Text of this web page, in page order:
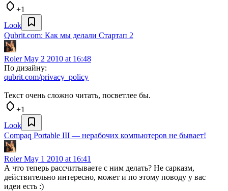
+1
Look
Qubrit.com: Как мы делали Стартап 2
RolerMay 2 2010 at 16:48
По дизайну:
qubrit.com/privacy_policy
Текст очень сложно читать, посветлее бы.
+1
Look
Compaq Portable III — нерабочих компьютеров не бывает!
RolerMay 1 2010 at 16:41
А что теперь рассчитываете с ним делать? Не сарказм,
действительно интересно, может и по этому поводу у вас
идеи есть :)